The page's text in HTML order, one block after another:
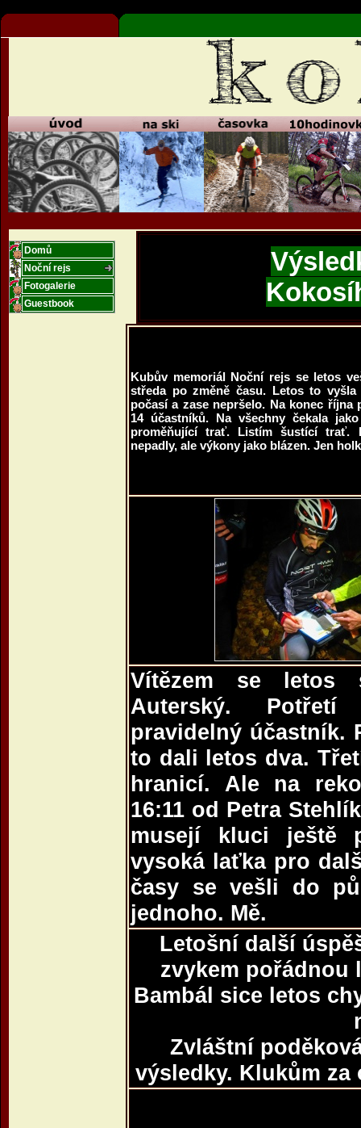
Domů
Noční rejs
Fotogalerie
Guestbook
Kubův memoriál Noční rejs se letos
středa po změně času. Letos to
počasí a zase nepršelo. Na konec
14 účastníků. Na všechny čekala
proměňující trať. Listím šustící trať.
nepadly, ale výkony jako blázen. Jen
Vítězem se letos
Auterský.
pravidelný účastník.
to dali letos dva.
hranicí. Ale na
16:11 od Petra
musejí kluci ještě
vysoká laťka pro
časy se vešli do
jednoho. Mě.
Letošní další
zvykem pořádnou
Bambál sice letos
Zvláštní
výsledky. Klukům za